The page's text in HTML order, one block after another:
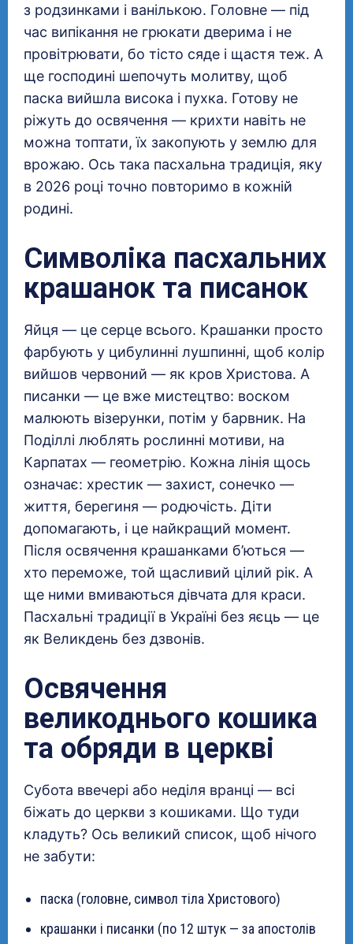
з родзинками і ванількою. Головне — під
час випікання не грюкати дверима і не
провітрювати, бо тісто сяде і щастя теж. А
ще господині шепочуть молитву, щоб
паска вийшла висока і пухка. Готову не
ріжуть до освячення — крихти навіть не
можна топтати, їх закопують у землю для
врожаю. Ось така пасхальна традиція, яку
в 2026 році точно повторимо в кожній
родині.
Символіка пасхальних
крашанок та писанок
Яйця — це серце всього. Крашанки просто
фарбують у цибулинні лушпинні, щоб колір
вийшов червоний — як кров Христова. А
писанки — це вже мистецтво: воском
малюють візерунки, потім у барвник. На
Поділлі люблять рослинні мотиви, на
Карпатах — геометрію. Кожна лінія щось
означає: хрестик — захист, сонечко —
життя, берегиня — родючість. Діти
допомагають, і це найкращий момент.
Після освячення крашанками б’ються —
хто переможе, той щасливий цілий рік. А
ще ними вмиваються дівчата для краси.
Пасхальні традиції в Україні без яєць — це
як Великдень без дзвонів.
Освячення
великоднього кошика
та обряди в церкві
Субота ввечері або неділя вранці — всі
біжать до церкви з кошиками. Що туди
кладуть? Ось великий список, щоб нічого
не забути:
паска (головне, символ тіла Христового)
крашанки і писанки (по 12 штук — за апостолів